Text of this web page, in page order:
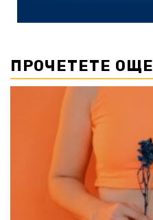
ПРОЧЕТЕТЕ ОЩЕ